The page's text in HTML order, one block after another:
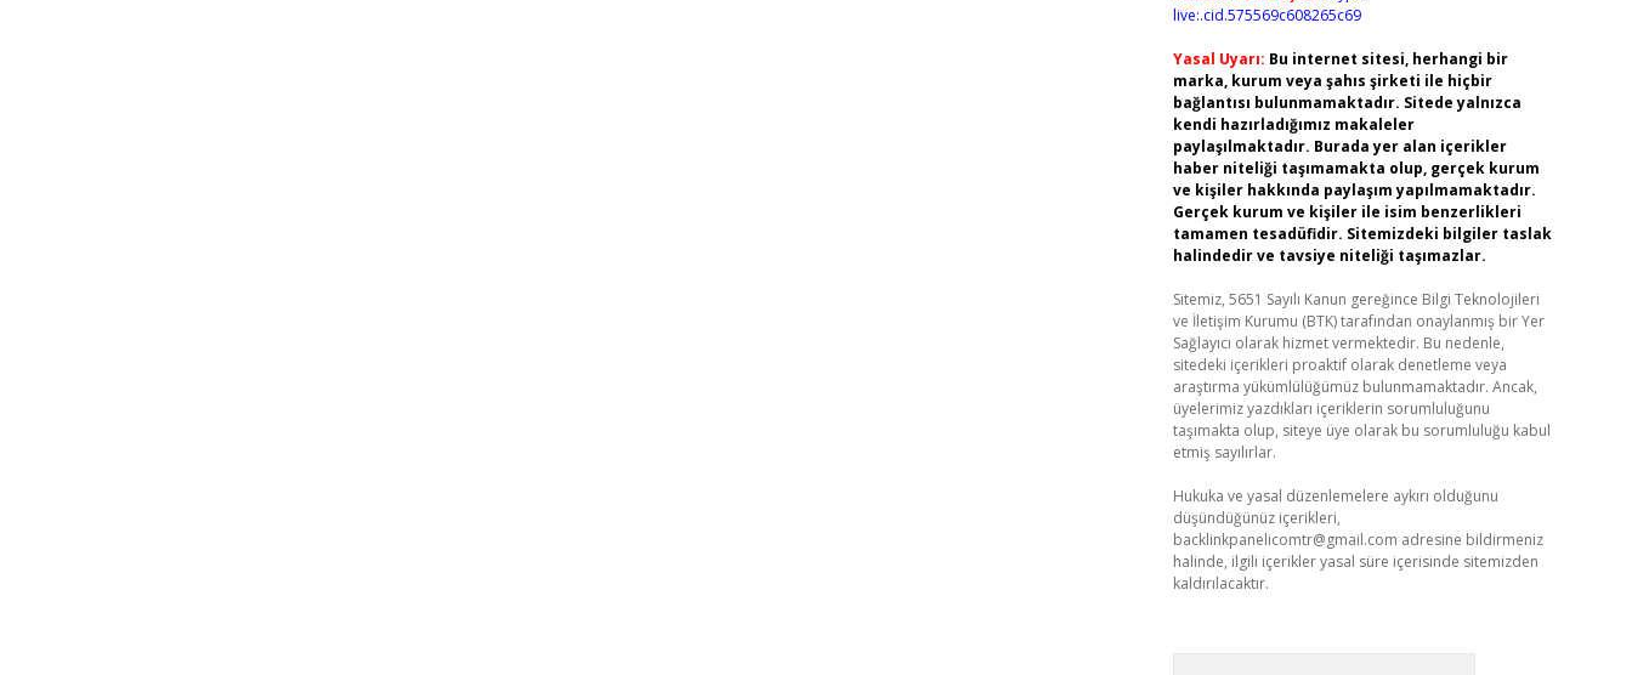
live:.cid.575569c608265c69
Yasal Uyarı: Bu internet sitesi, herhangi bir
marka, kurum veya şahıs şirketi ile hiçbir
bağlantısı bulunmamaktadır. Sitede yalnızca
kendi hazırladığımız makaleler
paylaşılmaktadır. Burada yer alan içerikler
haber niteliği taşımamakta olup, gerçek kurum
ve kişiler hakkında paylaşım yapılmamaktadır.
Gerçek kurum ve kişiler ile isim benzerlikleri
tamamen tesadüfidir. Sitemizdeki bilgiler taslak
halindedir ve tavsiye niteliği taşımazlar.
Sitemiz, 5651 Sayılı Kanun gereğince Bilgi Teknolojileri
ve İletişim Kurumu (BTK) tarafından onaylanmış bir Yer
Sağlayıcı olarak hizmet vermektedir. Bu nedenle,
sitedeki içerikleri proaktif olarak denetleme veya
araştırma yükümlülüğümüz bulunmamaktadır. Ancak,
üyelerimiz yazdıkları içeriklerin sorumluluğunu
taşımakta olup, siteye üye olarak bu sorumluluğu kabul
etmiş sayılırlar.
Hukuka ve yasal düzenlemelere aykırı olduğunu
düşündüğünüz içerikleri,
backlinkpanelicomtr@gmail.com adresine bildirmeniz
halinde, ilgili içerikler yasal süre içerisinde sitemizden
kaldırılacaktır.